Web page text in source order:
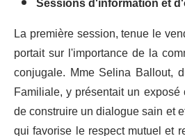
La première session, tenue le
portait sur l'importance de la
conjugale. Mme Selina Ballout,
Familiale, y présentait un
de construire un dialogue sain et